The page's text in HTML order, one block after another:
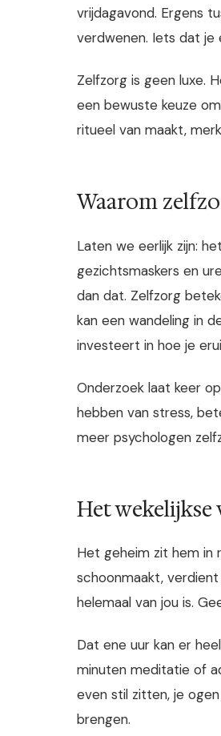
vrijdagavond. Ergens
verdwenen. Iets dat je
Zelfzorg is geen luxe.
een bewuste keuze
ritueel van maakt,
Waarom
Laten we eerlijk zijn:
gezichtsmaskers en
dan dat. Zelfzorg
kan een wandeling in
investeert in hoe je
Onderzoek laat keer
hebben van stress,
meer psychologen
Het wekelijkse
Het geheim zit hem in
schoonmaakt,
helemaal van jou is.
Dat ene uur kan er
minuten meditatie of
even stil zitten, je
brengen.